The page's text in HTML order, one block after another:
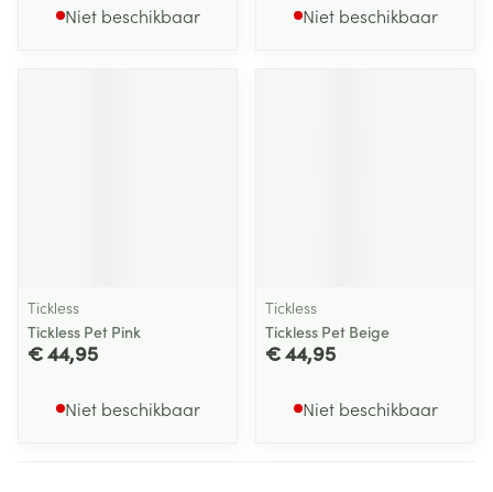
Niet beschikbaar Niet beschikbaar
Tickless
Tickless Pet Pink
€ 44,95
Niet beschikbaar
Tickless
Tickless Pet Beige
€ 44,95
Niet beschikbaar